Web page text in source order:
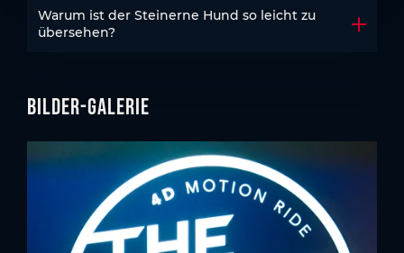
Warum ist der Steinerne Hund so leicht zu
übersehen?
Bilder-Galerie